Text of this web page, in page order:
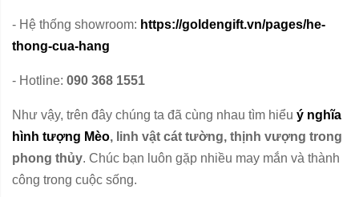
- Hệ thống showroom: https://goldengift.vn/pages/he-
thong-cua-hang
- Hotline: 090 368 1551
Như vậy, trên đây chúng ta đã cùng nhau tìm hiểu ý nghĩa
hình tượng Mèo, linh vật cát tường, thịnh vượng trong
phong thủy. Chúc bạn luôn gặp nhiều may mắn và thành
công trong cuộc sống.